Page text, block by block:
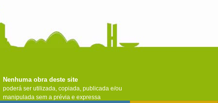
Nenhuma obra deste site
poderá ser utilizada, copiada, publicada e/ou
manipulada sem a prévia e expressa